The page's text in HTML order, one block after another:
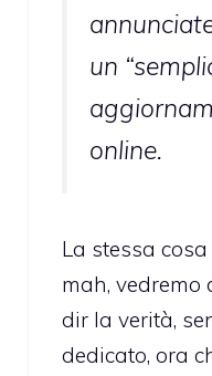
un
online.
La stessa
mah, vedremo
dir la verità,
dedicato, ora